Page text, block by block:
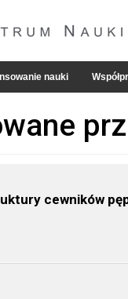
nauki
cewników